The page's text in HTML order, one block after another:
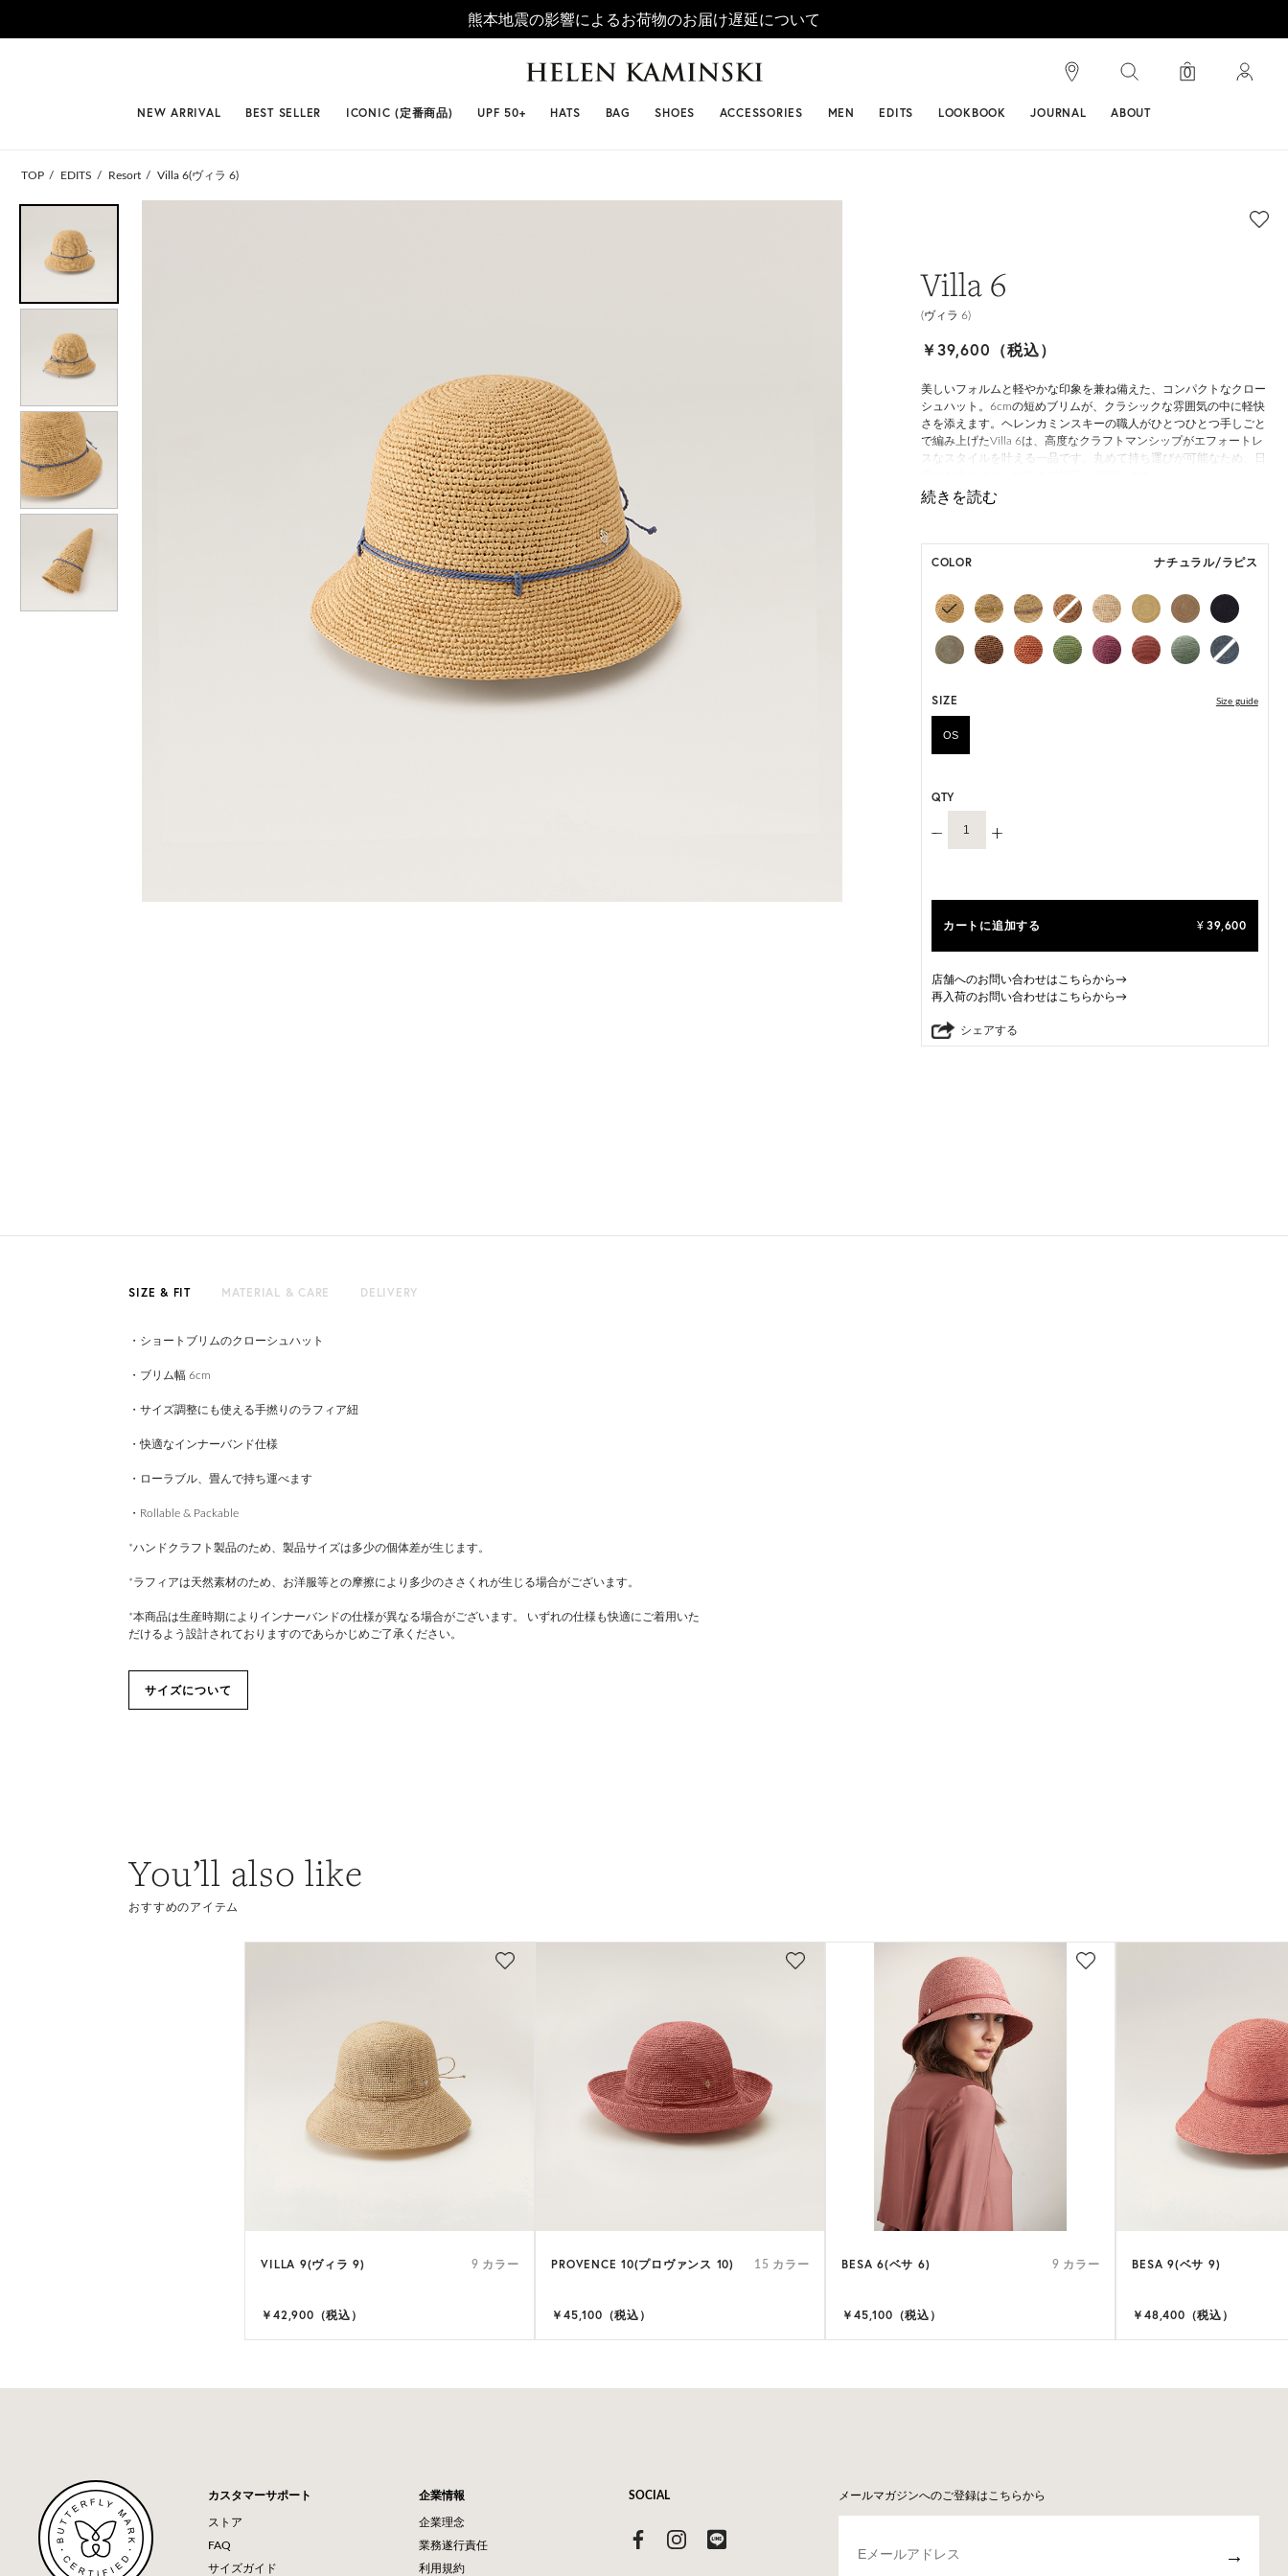
熊本地震の影響によるお荷物のお届け遅延について
#ビベット #キャップ #ビアンカ 0
NEW ARRIVAL BEST SELLER ICONIC (定番商品) UPF 50+ HATS BAG SHOES ACCESSORIES MEN EDITS LOOKBOOK JOURNAL ABOUT
TOP EDITS Resort Villa 6(ヴィラ 6)
Villa 6
(ヴィラ 6)
￥39,600（税込）
美しいフォルムと軽やかな印象を兼ね備えた、コンパクトなクロー
シュハット。6cmの短めブリムが、クラシックな雰囲気の中に軽快
さを添えます。ヘレンカミンスキーの職人がひとつひとつ手しごと
で編み上げたVilla 6は、高度なクラフトマンシップがエフォートレ
スなスタイルを叶える一品です。丸めて持ち運びが可能なため、日
変更後:サイズ調整可能なサテンのインナーバンド
オーダーをいただいたタイミングによって、上記いずれかの商品の
ONE SIZE展開の商品:ONE SIZE 57.5cm
*天然素材を用いたハンドメイドのため、サイズ・色には個体差が
HAT BOX に収納できない商品です。
COLOR ナチュラル/ラピス
SIZE Size guide
OS
QTY
カートに追加する ¥ 39,600
店舗へのお問い合わせはこちらから→
再入荷のお問い合わせはこちらから→
シェアする
SIZE & FIT MATERIAL & CARE DELIVERY
・ショートブリムのクローシュハット
・ブリム幅 6cm
・サイズ調整にも使える手撚りのラフィア紐
・快適なインナーバンド仕様
・ローラブル、畳んで持ち運べます
・Rollable & Packable
*ハンドクラフト製品のため、製品サイズは多少の個体差が生じます。
*ラフィアは天然素材のため、お洋服等との摩擦により多少のささくれが生じる場合がございます。
*本商品は生産時期によりインナーバンドの仕様が異なる場合がございます。 いずれの仕様も快適にご着用いた
だけるよう設計されておりますのであらかじめご了承ください。
サイズについて
You’ll also like
おすすめのアイテム
VILLA 9(ヴィラ 9) 9 カラー
￥42,900（税込）
PROVENCE 10(プロヴァンス 10) 15 カラー
￥45,100（税込）
BESA 6(ベサ 6) 9 カラー
￥45,100（税込）
BESA 9(ベサ 9)
￥48,400（税込）
メールマガジンへのご登録はこちらから
→
カスタマーサポート
ストア
FAQ
サイズガイド
企業情報
企業理念
業務遂行責任
利用規約
SOCIAL